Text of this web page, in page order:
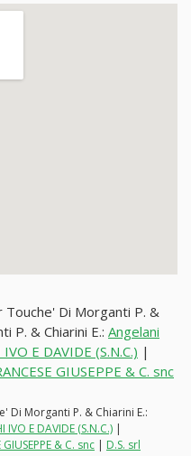
Di Morganti P. &
P. & Chiarini E.: Angelani
E DAVIDE (S.N.C.) |
GIUSEPPE & C. snc
Di Morganti P. & Chiarini E.:
IVO E DAVIDE (S.N.C.) |
GIUSEPPE & C. snc | D.S. srl